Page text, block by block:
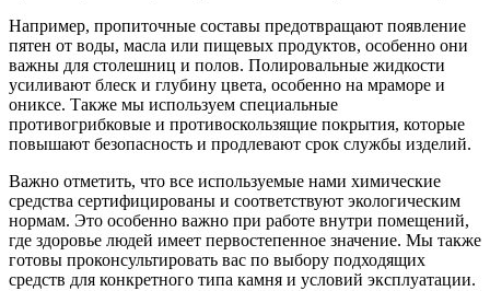
Например, пропиточные составы предотвращают появление
пятен от воды, масла или пищевых продуктов, особенно они
важны для столешниц и полов. Полировальные жидкости
усиливают блеск и глубину цвета, особенно на мраморе и
ониксе. Также мы используем специальные
противогрибковые и противоскользящие покрытия, которые
повышают безопасность и продлевают срок службы изделий.
Важно отметить, что все используемые нами химические
средства сертифицированы и соответствуют экологическим
нормам. Это особенно важно при работе внутри помещений,
где здоровье людей имеет первостепенное значение. Мы также
готовы проконсультировать вас по выбору подходящих
средств для конкретного типа камня и условий эксплуатации.